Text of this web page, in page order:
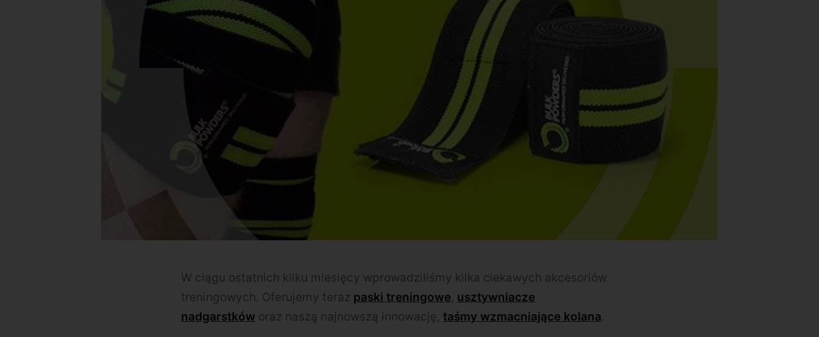
W ciągu ostatnich kilku miesięcy wprowadziliśmy kilka ciekawych akcesoriów
treningowych. Oferujemy teraz paski treningowe, usztywniacze
nadgarstków oraz naszą najnowszą innowację, taśmy wzmacniające kolana.